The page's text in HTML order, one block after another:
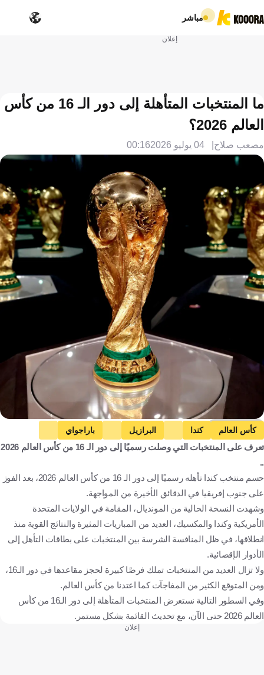
مباشر
إعلان
ما المنتخبات المتأهلة إلى دور الـ 16 من كأس
العالم 2026؟
مصعب صلاح 04 يوليو 2026 00:16
Getty Images
كأس العالم كندا البرازيل
باراجواي
الولايات المتحدة
كندا البرازيل باراغواي كرة قدم
تعرف على المنتخبات التي وصلت رسميًا إلى دور الـ 16 من كأس العالم 2026
..
حسم منتخب كندا تأهله رسميًا إلى دور الـ 16 من كأس العالم 2026، بعد الفوز
على جنوب إفريقيا في الدقائق الأخيرة من المواجهة.
وشهدت النسخة الحالية من المونديال، المقامة في الولايات المتحدة
الأمريكية وكندا والمكسيك، العديد من المباريات المثيرة والنتائج القوية منذ
انطلاقها، في ظل المنافسة الشرسة بين المنتخبات على بطاقات التأهل إلى
الأدوار الإقصائية.
ولا تزال العديد من المنتخبات تملك فرصًا كبيرة لحجز مقاعدها في دور الـ16،
ومن المتوقع الكثير من المفاجآت كما اعتدنا من كأس العالم.
وفي السطور التالية نستعرض المنتخبات المتأهلة إلى دور الـ16 من كأس
العالم 2026 حتى الآن، مع تحديث القائمة بشكل مستمر.
إعلان